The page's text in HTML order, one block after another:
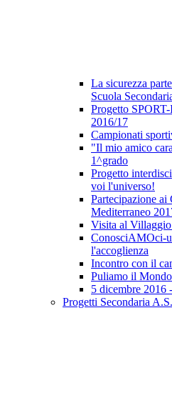
La sicurezza
Scuola
Progetto
2016/17
Campionati
"Il mio amico
1^grado
Progetto
voi l'universo!
Partecipazione
Mediterraneo
Visita al Villaggio
ConosciAMOci-
l'accoglienza
Incontro con il
Puliamo il
5 dicembre 2016
Progetti Secondaria